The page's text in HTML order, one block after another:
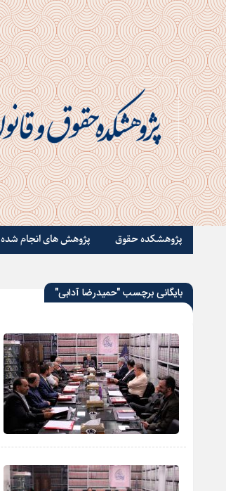
پژوهشکده حقوق پژوهش های انجام شده
بایگانی برچسب "حمیدرضا آدابی"